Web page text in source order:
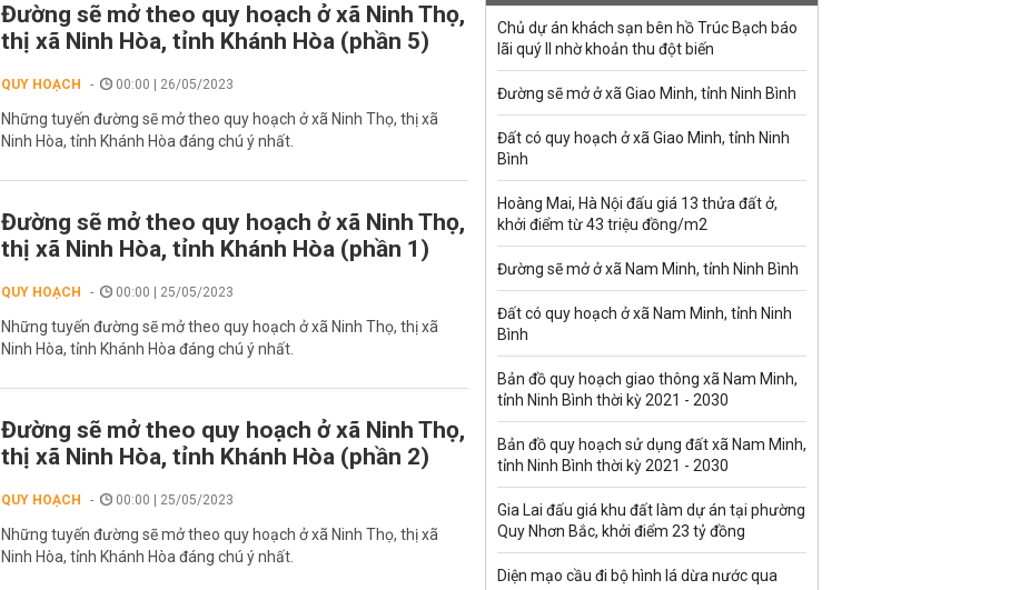
Đường sẽ mở theo quy hoạch ở xã Ninh Thọ,
thị xã Ninh Hòa, tỉnh Khánh Hòa (phần 5)
QUY HOẠCH 00:00 | 26/05/2023
Những tuyến đường sẽ mở theo quy hoạch ở xã Ninh Thọ, thị xã
Ninh Hòa, tỉnh Khánh Hòa đáng chú ý nhất.
Đường sẽ mở theo quy hoạch ở xã Ninh Thọ,
thị xã Ninh Hòa, tỉnh Khánh Hòa (phần 1)
QUY HOẠCH 00:00 | 25/05/2023
Những tuyến đường sẽ mở theo quy hoạch ở xã Ninh Thọ, thị xã
Ninh Hòa, tỉnh Khánh Hòa đáng chú ý nhất.
Đường sẽ mở theo quy hoạch ở xã Ninh Thọ,
thị xã Ninh Hòa, tỉnh Khánh Hòa (phần 2)
QUY HOẠCH 00:00 | 25/05/2023
Những tuyến đường sẽ mở theo quy hoạch ở xã Ninh Thọ, thị xã
Ninh Hòa, tỉnh Khánh Hòa đáng chú ý nhất.
Chủ dự án khách sạn bên hồ Trúc Bạch báo
lãi quý II nhờ khoản thu đột biến
Đường sẽ mở ở xã Giao Minh, tỉnh Ninh Bình
Đất có quy hoạch ở xã Giao Minh, tỉnh Ninh
Bình
Hoàng Mai, Hà Nội đấu giá 13 thửa đất ở,
khởi điểm từ 43 triệu đồng/m2
Đường sẽ mở ở xã Nam Minh, tỉnh Ninh Bình
Đất có quy hoạch ở xã Nam Minh, tỉnh Ninh
Bình
Bản đồ quy hoạch giao thông xã Nam Minh,
tỉnh Ninh Bình thời kỳ 2021 - 2030
Bản đồ quy hoạch sử dụng đất xã Nam Minh,
tỉnh Ninh Bình thời kỳ 2021 - 2030
Gia Lai đấu giá khu đất làm dự án tại phường
Quy Nhơn Bắc, khởi điểm 23 tỷ đồng
Diện mạo cầu đi bộ hình lá dừa nước qua